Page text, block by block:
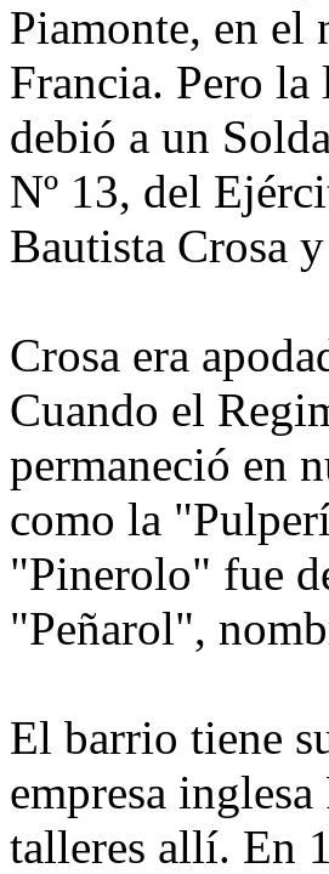
Piamonte, en el
Francia. Pero la
debió a un
Nº 13, del
Bautista Crosa
Crosa era
Cuando el
permaneció en
como la
"Pinerolo" fue
"Peñarol",
El barrio tiene
empresa
talleres allí. En